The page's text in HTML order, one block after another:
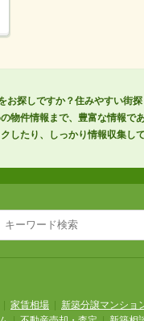
探しですか？住みやすい街
物件情報まで、豊富な情報
したり、しっかり情報収集し
家賃相場 新築分譲マンショ